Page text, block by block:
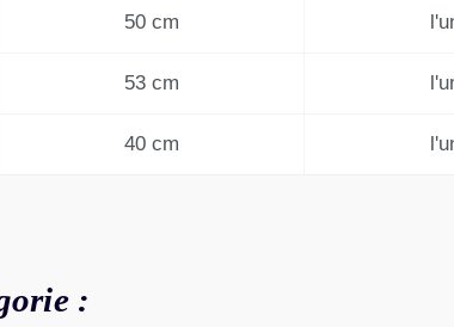
50 cm
53 cm
40 cm
: